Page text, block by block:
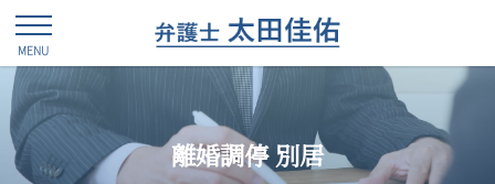
離婚調停 別居